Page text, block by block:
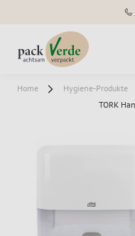
Home Hygiene-Produkte
TORK